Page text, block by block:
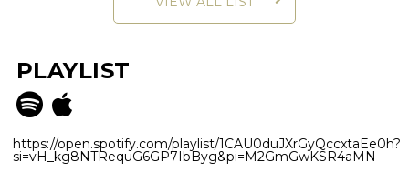
PLAYLIST
https://open.spotify.com/playlist/1CAU0duJXrGyQccxtaEe0h?
si=vH_kg8NTRequG6GP7IbByg&pi=M2GmGwKSR4aMN